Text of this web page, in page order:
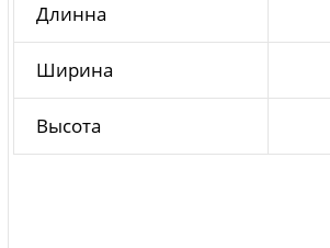
Длинна
Ширина
Высота